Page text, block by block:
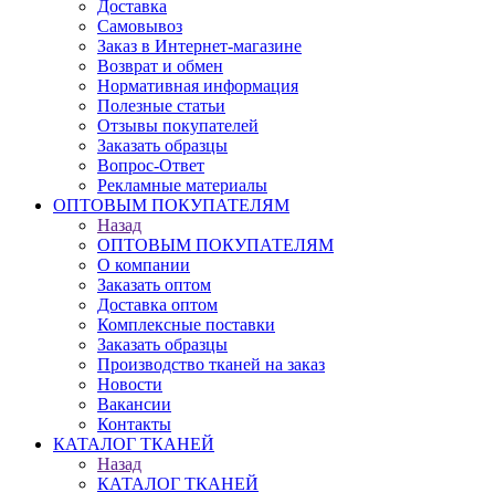
Доставка
Самовывоз
Заказ в Интернет-магазине
Возврат и обмен
Нормативная информация
Полезные статьи
Отзывы покупателей
Заказать образцы
Вопрос-Ответ
Рекламные материалы
ОПТОВЫМ ПОКУПАТЕЛЯМ
Назад
ОПТОВЫМ ПОКУПАТЕЛЯМ
О компании
Заказать оптом
Доставка оптом
Комплексные поставки
Заказать образцы
Производство тканей на заказ
Новости
Вакансии
Контакты
КАТАЛОГ ТКАНЕЙ
Назад
КАТАЛОГ ТКАНЕЙ